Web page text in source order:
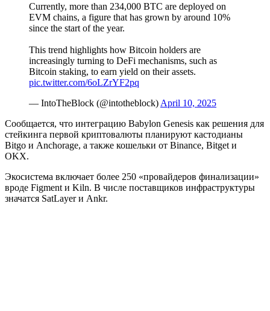
Currently, more than 234,000 BTC are deployed on
EVM chains, a figure that has grown by around 10%
since the start of the year.
This trend highlights how Bitcoin holders are
increasingly turning to DeFi mechanisms, such as
Bitcoin staking, to earn yield on their assets.
pic.twitter.com/6oLZrYF2pq
— IntoTheBlock (@intotheblock) April 10, 2025
Сообщается, что интеграцию Babylon Genesis как решения для
стейкинга первой криптовалюты планируют кастодианы
Bitgo и Anchorage, а также кошельки от Binance, Bitget и
OKX.
Экосистема включает более 250 «провайдеров финализации»
вроде Figment и Kiln. В числе поставщиков инфраструктуры
значатся SatLayer и Ankr.